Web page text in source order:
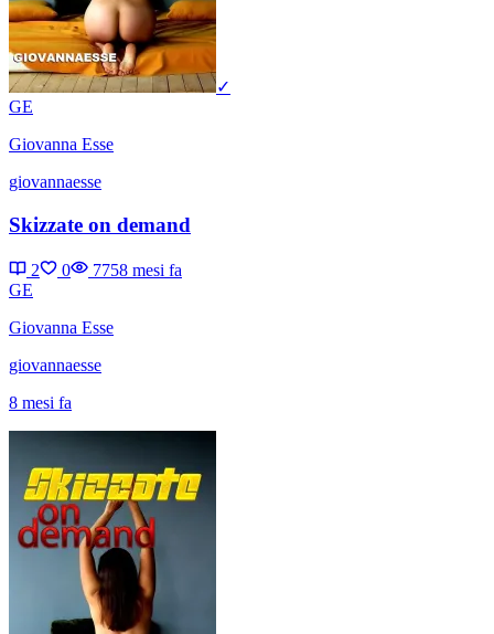
✓
GE
Giovanna Esse
giovannaesse
Skizzate on demand
2 0 7758 mesi fa
GE
Giovanna Esse
giovannaesse
8 mesi fa